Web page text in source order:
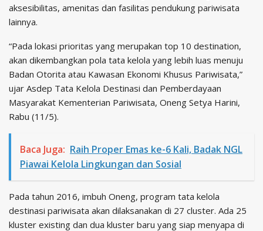
aksesibilitas, amenitas dan fasilitas pendukung pariwisata
lainnya.
“Pada lokasi prioritas yang merupakan top 10 destination,
akan dikembangkan pola tata kelola yang lebih luas menuju
Badan Otorita atau Kawasan Ekonomi Khusus Pariwisata,”
ujar Asdep Tata Kelola Destinasi dan Pemberdayaan
Masyarakat Kementerian Pariwisata, Oneng Setya Harini,
Rabu (11/5).
Baca Juga: Raih Proper Emas ke-6 Kali, Badak NGL
Piawai Kelola Lingkungan dan Sosial
Pada tahun 2016, imbuh Oneng, program tata kelola
destinasi pariwisata akan dilaksanakan di 27 cluster. Ada 25
kluster existing dan dua kluster baru yang siap menyapa di